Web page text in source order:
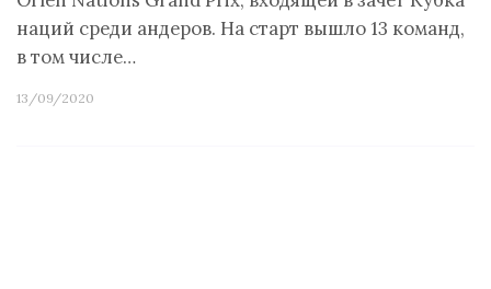
наций среди андеров. На старт вышло 13 команд,
в том числе…
13/09/2020